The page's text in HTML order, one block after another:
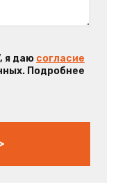
я даю согласие
Подробнее